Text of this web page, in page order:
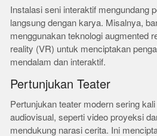
Instalasi seni interaktif mengundang
langsung dengan karya. Misalnya,
menggunakan teknologi augmented
reality (VR) untuk menciptakan
mendalam dan interaktif.
Pertunjukan Teater
Pertunjukan teater modern sering
audiovisual, seperti video proyeksi
mendukung narasi cerita. Ini